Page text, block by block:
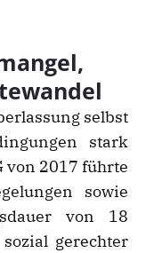
selbst
stark
von 2017 führte
sowie
von 18
gerechter